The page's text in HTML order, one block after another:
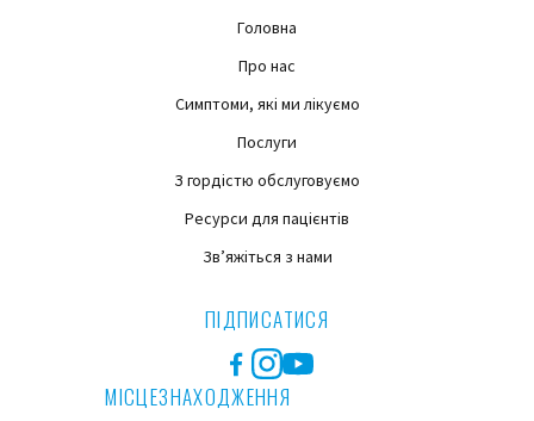
Головна
Про нас
Симптоми, які ми лікуємо
Послуги
З гордістю обслуговуємо
Ресурси для пацієнтів
Зв’яжіться з нами
ПІДПИСАТИСЯ
Facebook
Instagram
YouTube
МІСЦЕЗНАХОДЖЕННЯ